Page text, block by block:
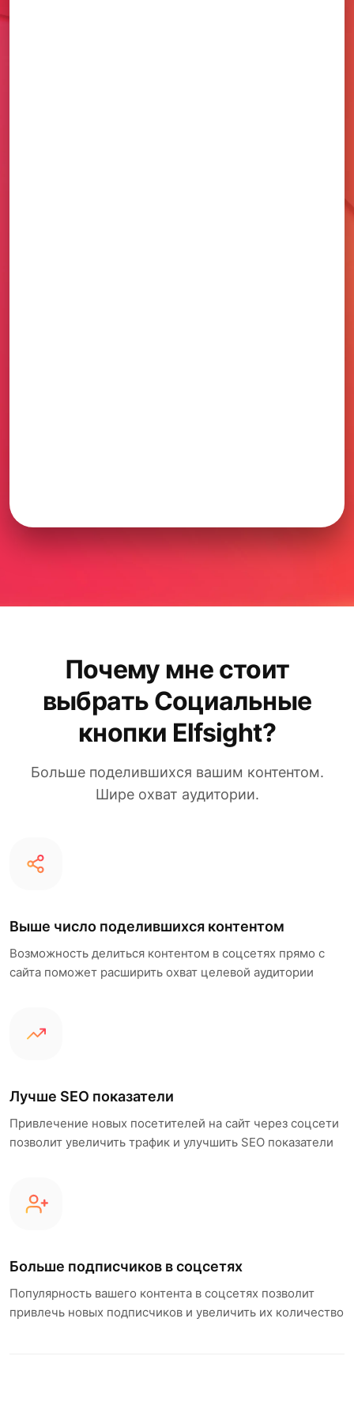
Почему мне стоит
выбрать Социальные
кнопки Elfsight?
Больше поделившихся вашим контентом.
Шире охват аудитории.
Выше число поделившихся контентом
Возможность делиться контентом в соцсетях прямо с
сайта поможет расширить охват целевой аудитории
Лучше SEO показатели
Привлечение новых посетителей на сайт через соцсети
позволит увеличить трафик и улучшить SEO показатели
Больше подписчиков в соцсетях
Популярность вашего контента в соцсетях позволит
привлечь новых подписчиков и увеличить их количество